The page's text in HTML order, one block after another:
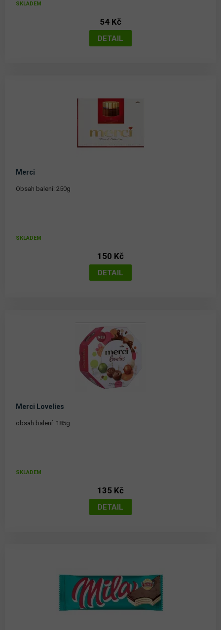
SKLADEM
54 Kč
Merci
Obsah balení: 250g
SKLADEM
150 Kč
Merci Lovelies
obsah balení: 185g
SKLADEM
135 Kč